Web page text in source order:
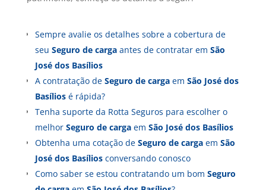
Sempre avalie os detalhes sobre a cobertura de
seu Seguro de cargaantes de contratar em São
José dos Basílios
A contratação de Seguro de cargaem São José dos
Basíliosé rápida?
Tenha suporte da Rotta Seguros para escolher o
melhor Seguro de cargaem São José dos Basílios
Obtenha uma cotação de Seguro de cargaem São
José dos Basíliosconversando conosco
Como saber se estou contratando um bom Seguro